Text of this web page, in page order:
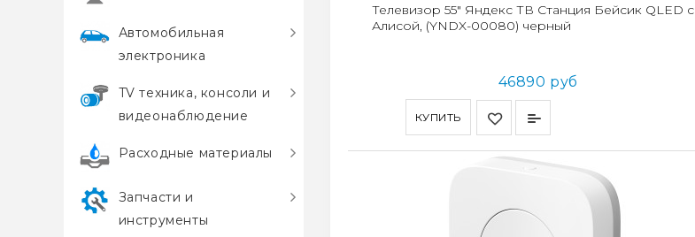
Автомобильная
электроника
TV техника, консоли и
видеонаблюдение
Расходные материалы
Запчасти и
инструменты
КУПИТЬ
Телевизор 55" Яндекс ТВ Станция Бейсик QLED с
Алисой, (YNDX-00080) черный
46890 руб